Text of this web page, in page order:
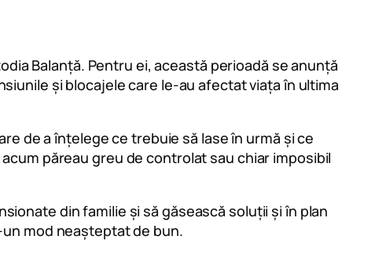
Balanță. Pentru ei, această perioadă se anunță
și blocajele care le-au afectat viața în ultima
de a înțelege ce trebuie să lase în urmă și ce
păreau greu de controlat sau chiar imposibil
din familie și să găsească soluții și în plan
mod neașteptat de bun.